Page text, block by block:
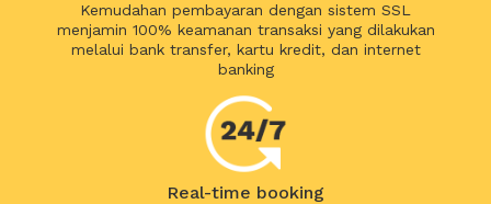
Kemudahan pembayaran dengan sistem SSL
menjamin 100% keamanan transaksi yang dilakukan
melalui bank transfer, kartu kredit, dan internet
banking
Real-time booking